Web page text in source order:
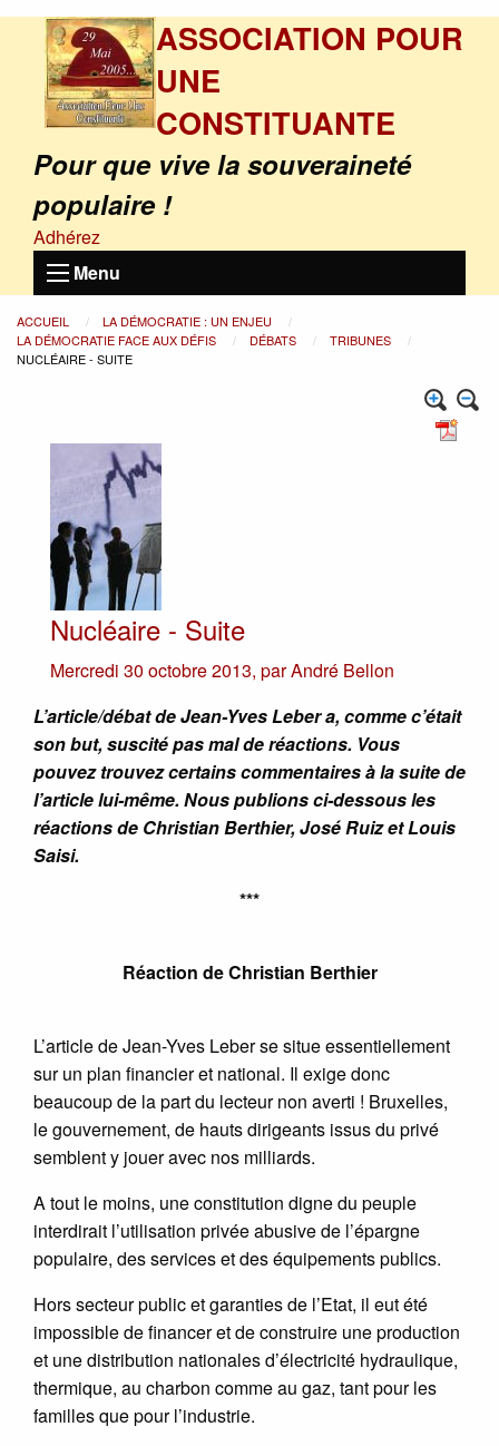
ASSOCIATION POUR
UNE
CONSTITUANTE
Pour que vive la souveraineté
populaire !
Adhérez
Menu
ACCUEIL
LA DÉMOCRATIE : UN ENJEU
LA DÉMOCRATIE FACE AUX DÉFIS
DÉBATS
TRIBUNES
NUCLÉAIRE - SUITE
Nucléaire - Suite
Mercredi 30 octobre 2013, parAndré Bellon
L’article/débat de Jean-Yves Leber a, comme c’était
son but, suscité pas mal de réactions. Vous
pouvez trouvez certains commentaires à la suite de
l’article lui-même. Nous publions ci-dessous les
réactions de Christian Berthier, José Ruiz et Louis
Saisi.
***
Réaction de Christian Berthier
L’article de Jean-Yves Leber se situe essentiellement
sur un plan financier et national. Il exige donc
beaucoup de la part du lecteur non averti ! Bruxelles,
le gouvernement, de hauts dirigeants issus du privé
semblent y jouer avec nos milliards.
A tout le moins, une constitution digne du peuple
interdirait l’utilisation privée abusive de l’épargne
populaire, des services et des équipements publics.
Hors secteur public et garanties de l’Etat, il eut été
impossible de financer et de construire une production
et une distribution nationales d’électricité hydraulique,
thermique, au charbon comme au gaz, tant pour les
familles que pour l’industrie.